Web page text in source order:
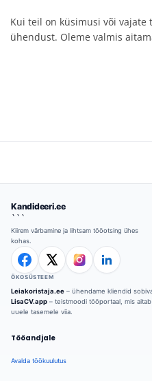
Kui teil on küsimusi või
ühendust. Oleme valmis
Kandideeri.ee
```
Kiirem värbamine ja lihtsam tööotsing ühes
kohas.
ÖKOSÜSTEEM
Leiakoristaja.ee – ühendame kliendid
LisaCV.app – teistmoodi tööportaal, mis
uuele tasemele viia.
Tööandjale
Avalda töökuulutus